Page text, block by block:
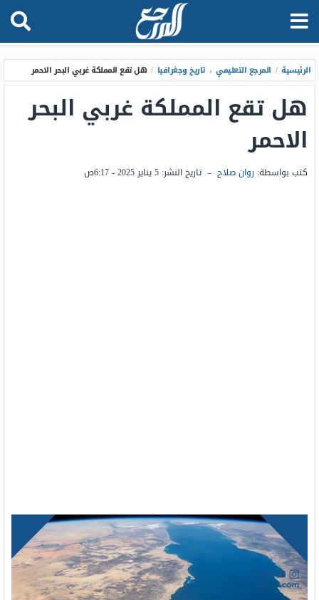
الرئيسية / المرجع التعليمي ، تاريخ وجغرافيا / هل تقع المملكة غربي البحر الاحمر
هل تقع المملكة غربي البحر
الاحمر
كتب بواسطة: روان صلاح – تاريخ النشر: 5 يناير 2025 - 6:17ص